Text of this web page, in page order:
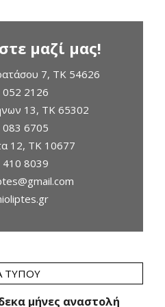
μαζί μας!
7, TK 54626
052 2126
13, ΤΚ 65302
083 6705
12, ΤΚ 10677
410 8039
ΤΎΠΟΥ
μήνες αναστολή